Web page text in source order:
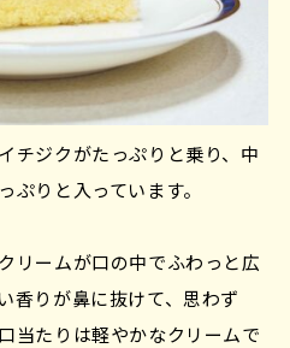
チジクがたっぷりと乗り、中
ぷりと入っています。
リームが口の中でふわっと広
香りが鼻に抜けて、思わず
当たりは軽やかなクリームで